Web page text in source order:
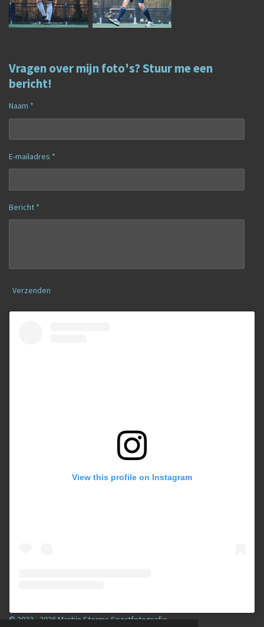
Vragen over mijn foto's? Stuur me een
bericht!
Naam *
E-mailadres *
Bericht *
Verzenden
View this profile on Instagram
© 2023 - 2026 Martijn Storms Sportfotografie